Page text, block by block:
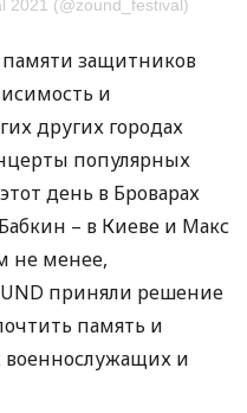
2021 (@zound_festival)
защитников
и
других городах
популярных
день в Броварах
– в Киеве и Макс
не менее,
приняли решение
память и
военнослужащих и